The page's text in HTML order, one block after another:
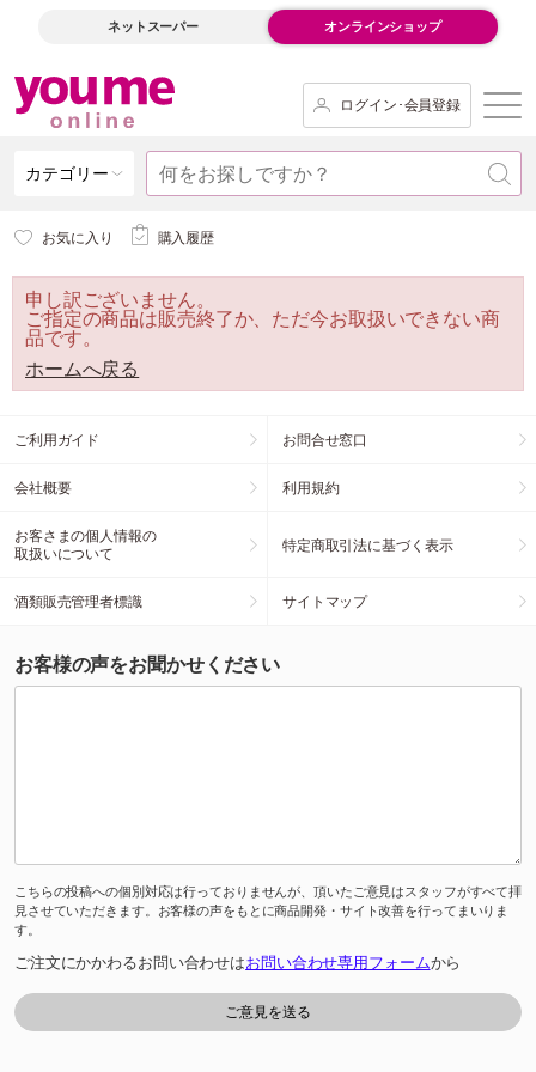
ネットスーパー オンラインショップ
ログイン･会員登録
カテゴリー
お気に入り 購入履歴
申し訳ございません。
ご指定の商品は販売終了か、ただ今お取扱いできない商
品です。
ホームへ戻る
ご利用ガイド お問合せ窓口
会社概要 利用規約
お客さまの個人情報の
取扱いについて
特定商取引法に基づく表示
酒類販売管理者標識 サイトマップ
お客様の声をお聞かせください
こちらの投稿への個別対応は行っておりませんが、頂いたご意見はスタッフがすべて拝
見させていただきます。お客様の声をもとに商品開発・サイト改善を行ってまいりま
す。
ご注文にかかわるお問い合わせはお問い合わせ専用フォームから